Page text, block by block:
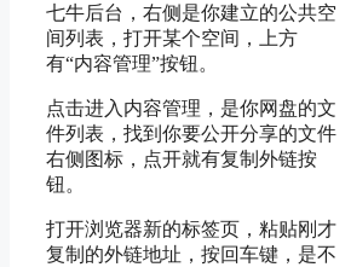
七牛后台，右侧是你建立的公共空
间列表，打开某个空间，上方
有“内容管理”按钮。
点击进入内容管理，是你网盘的文
件列表，找到你要公开分享的文件
右侧图标，点开就有复制外链按
钮。
打开浏览器新的标签页，粘贴刚才
复制的外链地址，按回车键，是不